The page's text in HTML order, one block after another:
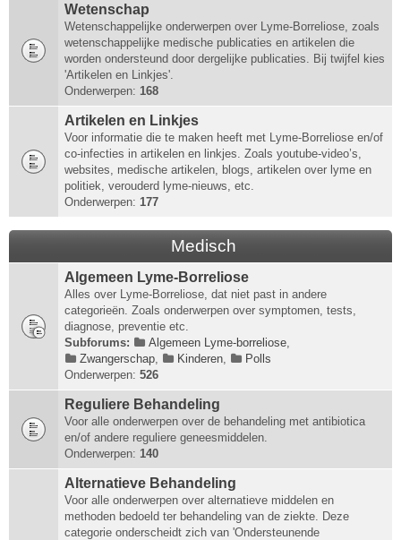
Wetenschap
Wetenschappelijke onderwerpen over Lyme-Borreliose, zoals
wetenschappelijke medische publicaties en artikelen die
worden ondersteund door dergelijke publicaties. Bij twijfel kies
'Artikelen en Linkjes'.
Onderwerpen: 168
Artikelen en Linkjes
Voor informatie die te maken heeft met Lyme-Borreliose en/of
co-infecties in artikelen en linkjes. Zoals youtube-video’s,
websites, medische artikelen, blogs, artikelen over lyme en
politiek, verouderd lyme-nieuws, etc.
Onderwerpen: 177
Medisch
Algemeen Lyme-Borreliose
Alles over Lyme-Borreliose, dat niet past in andere
categorieën. Zoals onderwerpen over symptomen, tests,
diagnose, preventie etc.
Subforums:
Algemeen Lyme-borreliose,
Zwangerschap, Kinderen,
Polls
Onderwerpen: 526
Reguliere Behandeling
Voor alle onderwerpen over de behandeling met antibiotica
en/of andere reguliere geneesmiddelen.
Onderwerpen: 140
Alternatieve Behandeling
Voor alle onderwerpen over alternatieve middelen en
methoden bedoeld ter behandeling van de ziekte. Deze
categorie onderscheidt zich van 'Ondersteunende